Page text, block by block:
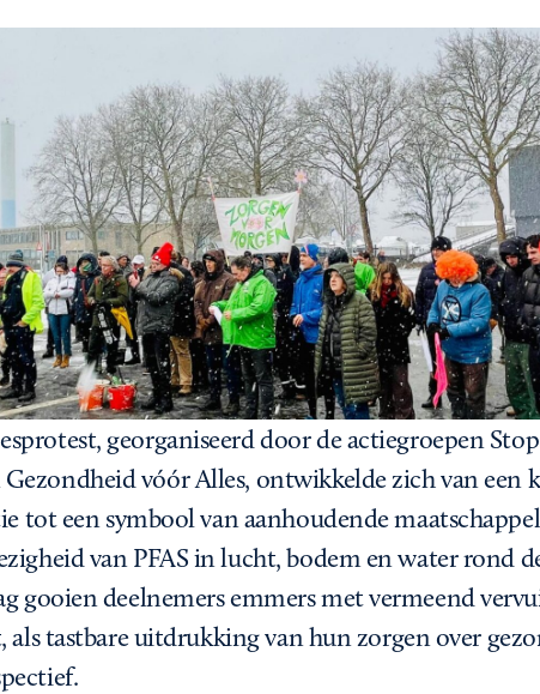
georganiseerd door de actiegroepen Stop
vóór Alles, ontwikkelde zich van een
tot een symbool van aanhoudende
van PFAS in lucht, bodem en water rond
gooien deelnemers emmers met vermeend
als tastbare uitdrukking van hun zorgen over